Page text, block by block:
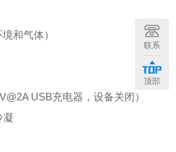
和气体）
USB充电器，设备关闭）
凝
联系
顶部